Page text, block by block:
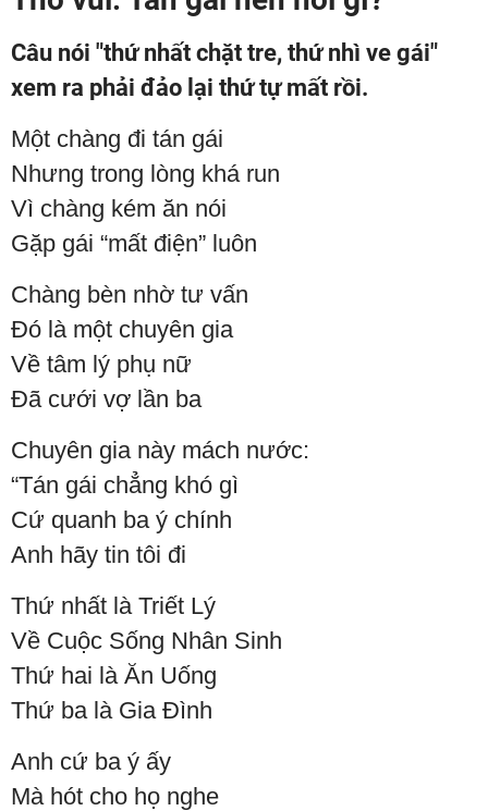
Câu nói "thứ nhất chặt tre, thứ nhì ve gái"
xem ra phải đảo lại thứ tự mất rồi.
Một chàng đi tán gái
Nhưng trong lòng khá run
Vì chàng kém ăn nói
Gặp gái “mất điện” luôn
Chàng bèn nhờ tư vấn
Đó là một chuyên gia
Về tâm lý phụ nữ
Đã cưới vợ lần ba
Chuyên gia này mách nước:
“Tán gái chẳng khó gì
Cứ quanh ba ý chính
Anh hãy tin tôi đi
Thứ nhất là Triết Lý
Về Cuộc Sống Nhân Sinh
Thứ hai là Ăn Uống
Thứ ba là Gia Đình
Anh cứ ba ý ấy
Mà hót cho họ nghe